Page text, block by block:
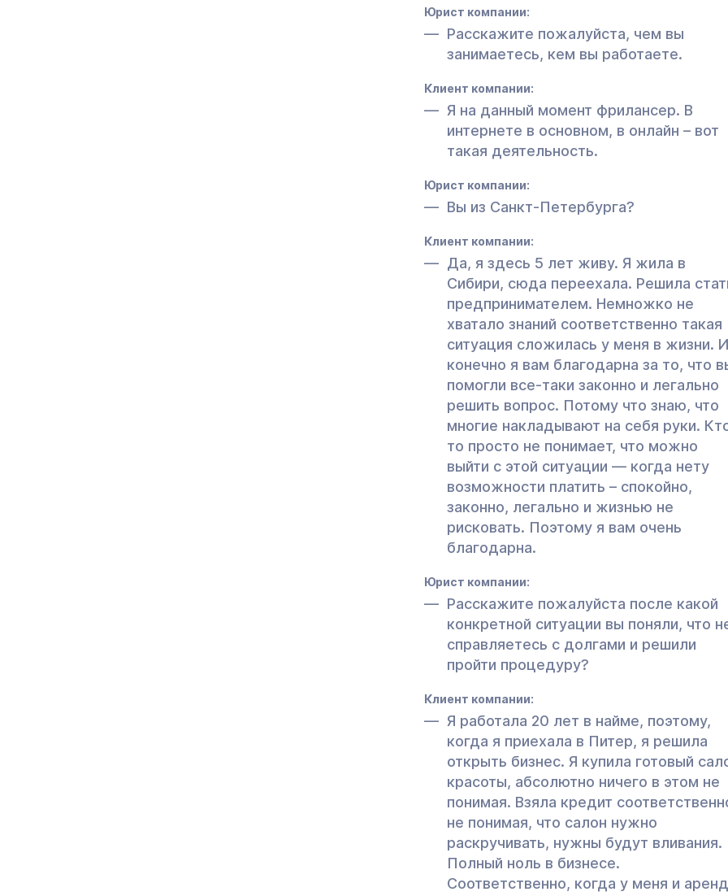
Юрист компании:
Расскажите пожалуйста, чем вы
занимаетесь, кем вы работаете.
Клиент компании:
Я на данный момент фрилансер. В
интернете в основном, в онлайн – вот
такая деятельность.
Юрист компании:
Вы из Санкт-Петербурга?
Клиент компании:
Да, я здесь 5 лет живу. Я жила в
Сибири, сюда переехала. Решила
предпринимателем. Немножко не
хватало знаний соответственно такая
ситуация сложилась у меня в жизни. И
конечно я вам благодарна за то, что
помогли все-таки законно и легально
решить вопрос. Потому что знаю, что
многие накладывают на себя руки.
то просто не понимает, что можно
выйти с этой ситуации — когда нету
возможности платить – спокойно,
законно, легально и жизнью не
рисковать. Поэтому я вам очень
благодарна.
Юрист компании:
Расскажите пожалуйста после какой
конкретной ситуации вы поняли, что
справляетесь с долгами и решили
пройти процедуру?
Клиент компании:
Я работала 20 лет в найме, поэтому,
когда я приехала в Питер, я решила
открыть бизнес. Я купила готовый
красоты, абсолютно ничего в этом не
понимая. Взяла кредит
не понимая, что салон нужно
раскручивать, нужны будут вливания.
Полный ноль в бизнесе.
Соответственно, когда у меня и